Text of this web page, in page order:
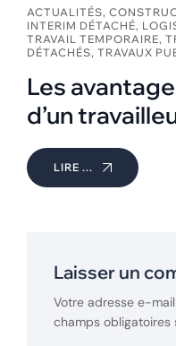
ACTUALITÉS,
INTERIM DÉTACHÉ,
TRAVAIL TEMPORAIRE,
DÉTACHÉS, TRAVAUX
Les
d’un
LIRE ...
Laisser un
Votre adresse e-
champs obligatoires